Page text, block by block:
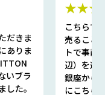
だきま
ありま
いブラ
た。
こちらで
売ること
トで事前
辺）を選
銀座から
にこちら